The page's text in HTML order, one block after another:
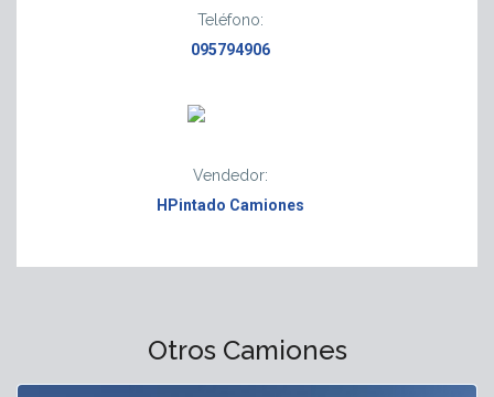
Teléfono:
095794906
Vendedor:
HPintado Camiones
Otros Camiones